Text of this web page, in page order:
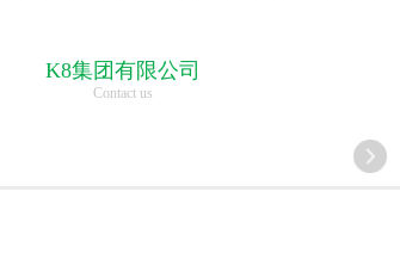
K8集团有限公司
Contact us